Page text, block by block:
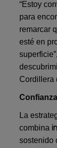
“Estoy
para
remarcar
esté en
Cordillera
La
combina
sostenido